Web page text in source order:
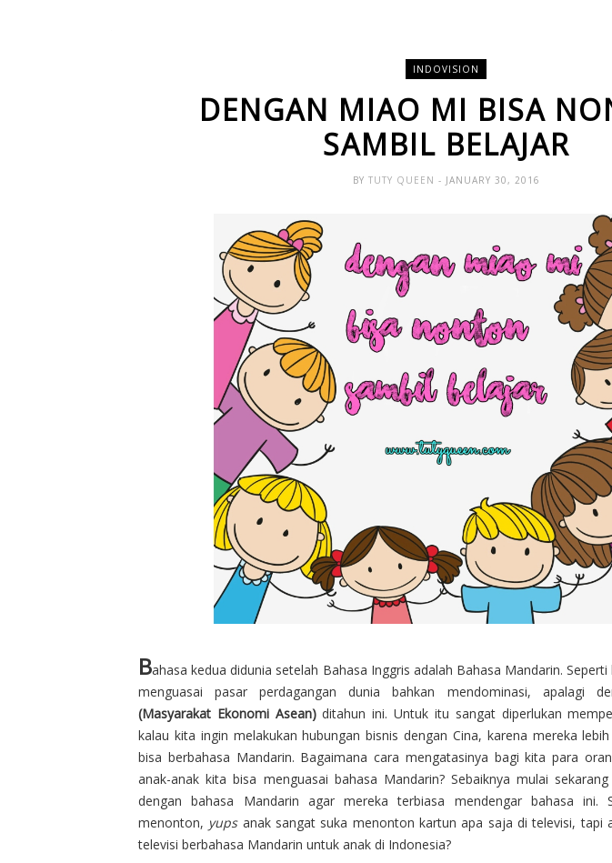
INDOVISION
DENGAN MIAO MI BISA
SAMBIL BELAJAR
BY TUTY QUEEN - JANUARY 30, 2016
Bahasa kedua didunia setelah Bahasa Inggris adalah Bahasa Mandarin.
menguasai pasar perdagangan dunia bahkan mendominasi, apalagi
(Masyarakat Ekonomi Asean)ditahun ini. Untuk itu sangat diperlukan
kalau kita ingin melakukan hubungan bisnis dengan Cina, karena mereka
bisa berbahasa Mandarin. Bagaimana cara mengatasinya bagi kita para
anak-anak kita bisa menguasai bahasa Mandarin? Sebaiknya mulai
dengan bahasa Mandarin agar mereka terbiasa mendengar bahasa ini.
menonton, yups anak sangat suka menonton kartun apa saja di televisi, tapi
televisi berbahasa Mandarin untuk anak di Indonesia?